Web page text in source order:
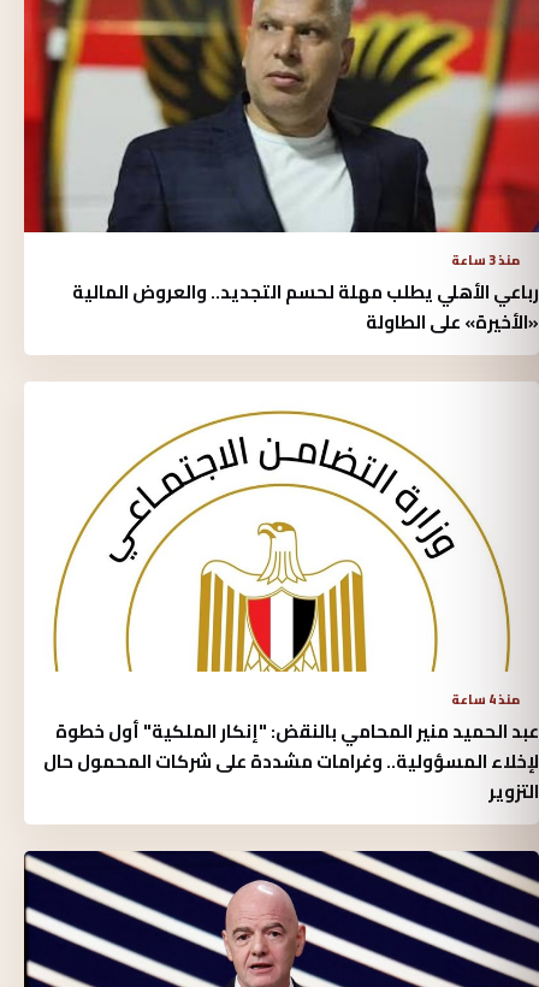
منذ 3 ساعة
رباعي الأهلي يطلب مهلة لحسم التجديد.. والعروض المالية
«الأخيرة» على الطاولة
منذ 4 ساعة
عبد الحميد منير المحامي بالنقض: "إنكار الملكية" أول خطوة
لإخلاء المسؤولية.. وغرامات مشددة على شركات المحمول حال
التزوير